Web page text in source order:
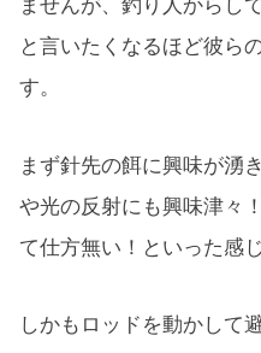
ませんが、釣り人からし
と言いたくなるほど彼ら
す。
まず針先の餌に興味が湧
や光の反射にも興味津々
て仕方無い！といった感
しかもロッドを動かして